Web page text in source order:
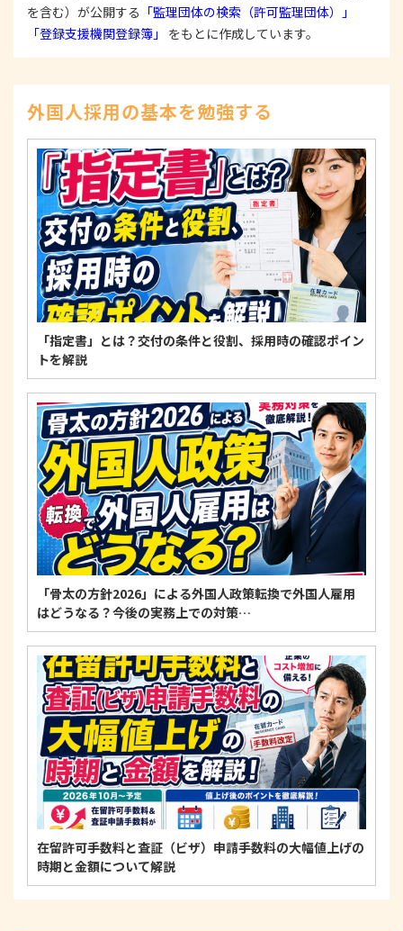
3. 苦情および相談等に対する適正な対応について
本人からの苦情および相談があった場合には、適切
示、訂正、削除、または利用もしくは提供の停止等
を求められたときは、適法かつ遅滞なく応じます。
4. 法令・指針・規範の遵守について
適正な個人情報保護の実現のため、個人情報の取扱
いに関する法令、国が定める指針およびその他の規
範を遵守します。
個人情報に関するお問い合わせ窓口
〒125-0061東京都葛飾区亀有3-21-11 藍ビル202
TEL：0120-550-580
株式会社 アルフォース･ワン 個人情報保護担当
を含む）が公開する 「監理団体の検索（許可監理団体）」
「登録支援機関登録簿」
をもとに作成しています。
外国人採用の基本を勉強する
「指定書」とは？交付の条件と役割、採用時の確認ポイン
トを解説
「骨太の方針2026」による外国人政策転換で外国人雇用
はどうなる？今後の実務上での対策…
在留許可手数料と査証（ビザ）申請手数料の大幅値上げの
時期と金額について解説